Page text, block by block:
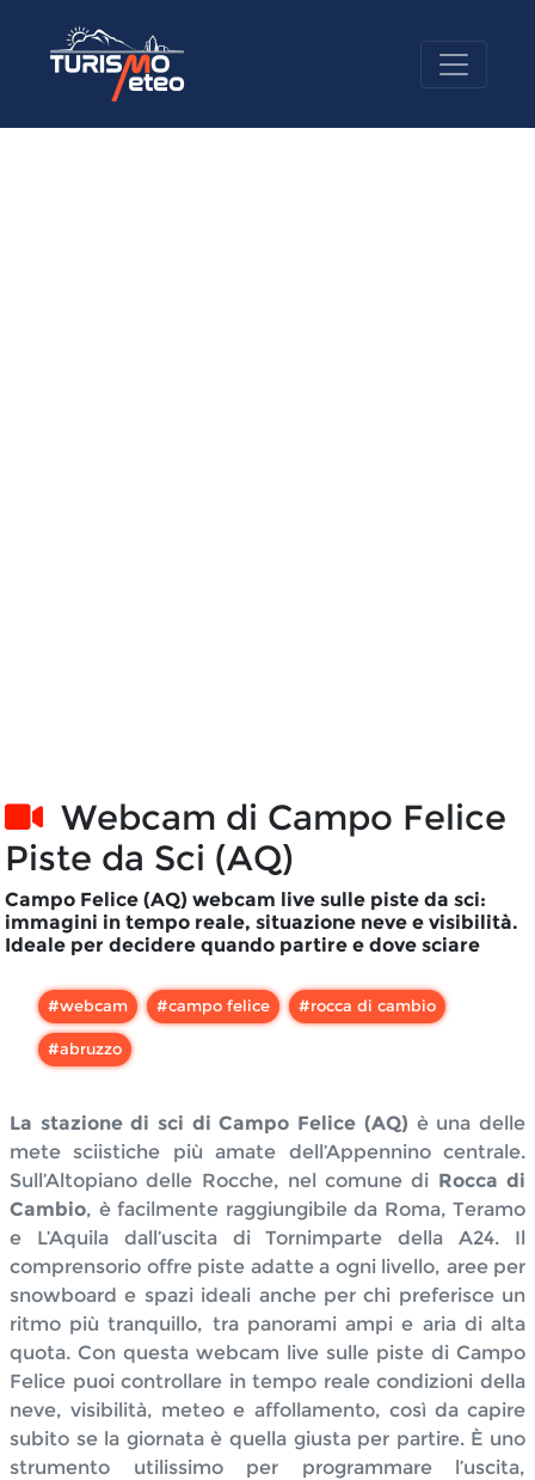
Webcam di Campo Felice
Piste da Sci (AQ)
Campo Felice (AQ) webcam live sulle piste da sci:
immagini in tempo reale, situazione neve e visibilità.
Ideale per decidere quando partire e dove sciare
#webcam #campo felice #rocca di cambio
#abruzzo
La stazione di sci di Campo Felice (AQ) è una delle
mete sciistiche più amate dell’Appennino centrale.
Sull’Altopiano delle Rocche, nel comune di Rocca di
Cambio, è facilmente raggiungibile da Roma, Teramo
e L’Aquila dall’uscita di Tornimparte della A24. Il
comprensorio offre piste adatte a ogni livello, aree per
snowboard e spazi ideali anche per chi preferisce un
ritmo più tranquillo, tra panorami ampi e aria di alta
quota. Con questa webcam live sulle piste di Campo
Felice puoi controllare in tempo reale condizioni della
neve, visibilità, meteo e affollamento, così da capire
subito se la giornata è quella giusta per partire. È uno
strumento utilissimo per programmare l’uscita,